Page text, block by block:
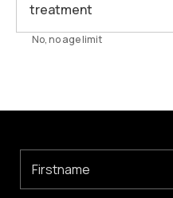
treatment
No, no age limit